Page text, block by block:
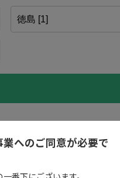
へのご同意が必要で